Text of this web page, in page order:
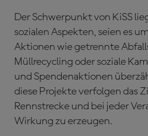
Der Schwerpunkt von KiSS
sozialen Aspekten, seien es
Aktionen wie getrennte
Müllrecycling oder soziale
und Spendenaktionen
diese Projekte verfolgen das
Rennstrecke und bei jeder
Wirkung zu erzeugen.